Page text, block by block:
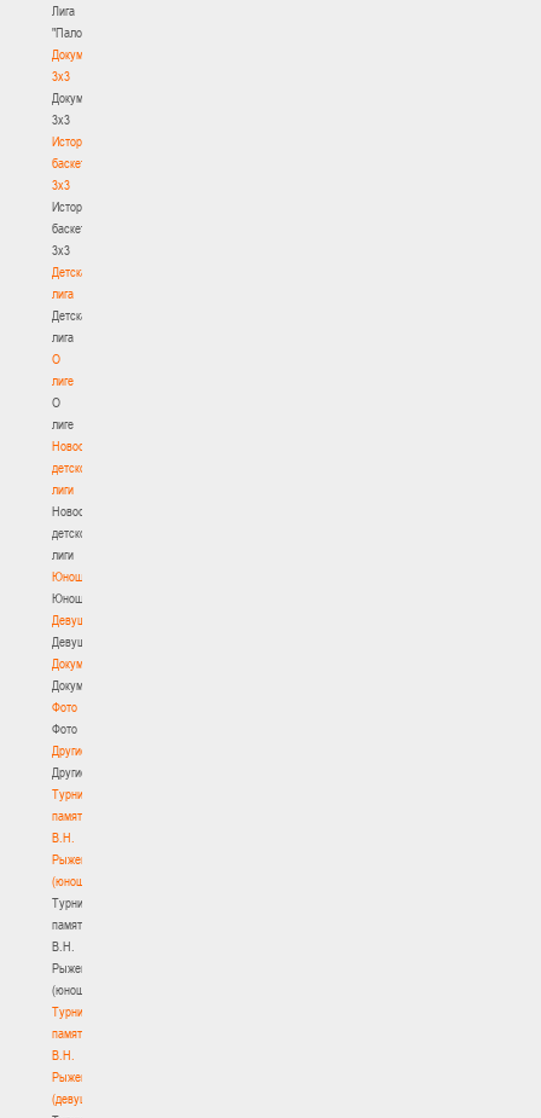
Лига
"Палова"
Документы
3х3
Документы
3х3
История
баскетбола
3х3
История
баскетбола
3х3
Детская
лига
Детская
лига
О
лиге
О
лиге
Новости
детской
лиги
Новости
детской
лиги
Юноши
Юноши
Девушки
Девушки
Документы
Документы
Фото
Фото
Другие
Другие
Турнир
памяти
В.Н.
Рыженкова
(юноши)
Турнир
памяти
В.Н.
Рыженкова
(юноши)
Турнир
памяти
В.Н.
Рыженкова
(девушки)